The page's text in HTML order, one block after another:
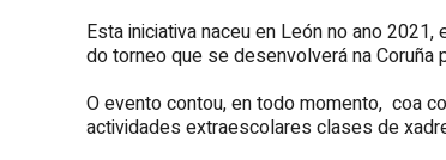
Esta iniciativa naceu en León no ano
do torneo que se desenvolverá na
O evento contou, en todo momento, coa
actividades extraescolares clases de